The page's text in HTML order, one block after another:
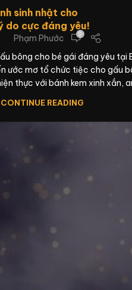
sinh nhật cho
do cực đáng yêu!
Phạm Phước 0
bông cho bé gái đáng yêu tại
ước mơ tổ chức tiệc cho gấu
thực với bánh kem xinh xắn,
CONTINUE READING